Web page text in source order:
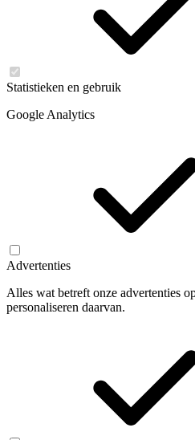
Statistieken en gebruik
Google Analytics
Advertenties
Alles wat betreft onze advertenties
personaliseren daarvan.